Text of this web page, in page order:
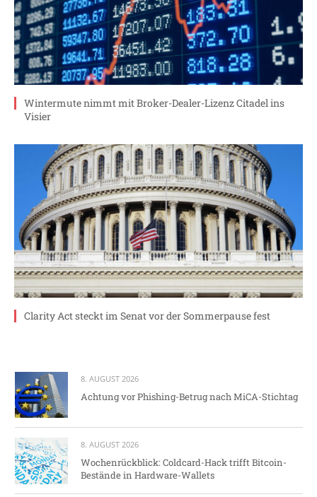
Wintermute nimmt mit Broker-Dealer-Lizenz Citadel ins
Visier
Clarity Act steckt im Senat vor der Sommerpause fest
8. AUGUST 2026
Achtung vor Phishing-Betrug nach MiCA-Stichtag
8. AUGUST 2026
Wochenrückblick: Coldcard-Hack trifft Bitcoin-
Bestände in Hardware-Wallets